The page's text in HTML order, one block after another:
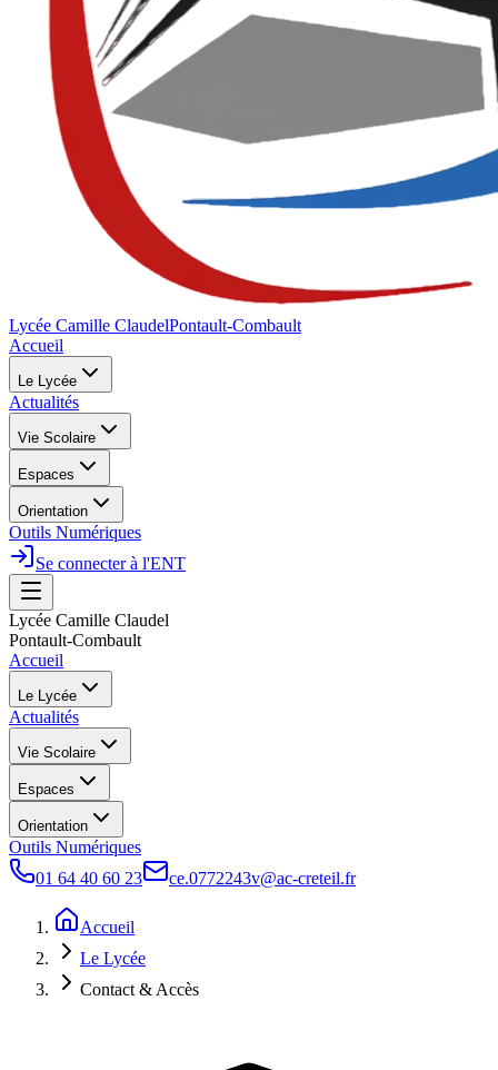
Lycée Camille ClaudelPontault-Combault
Accueil
Le Lycée
Actualités
Vie Scolaire
Espaces
Orientation
Outils Numériques
Se connecter à l'ENT
Lycée Camille Claudel
Pontault-Combault
Accueil
Le Lycée
Actualités
Vie Scolaire
Espaces
Orientation
Outils Numériques
01 64 40 60 23
ce.0772243v@ac-creteil.fr
Accueil
Le Lycée
Contact & Accès